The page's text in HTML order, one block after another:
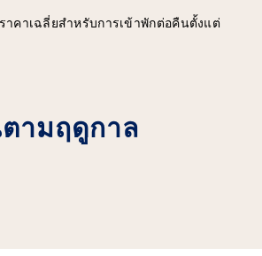
าคาเฉลี่ยสำหรับการเข้าพักต่อคืนตั้งแต่
ามฤดูกาล